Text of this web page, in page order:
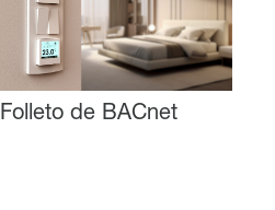
Folleto de BACnet